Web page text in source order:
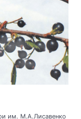
им. М.А.Лисавенко